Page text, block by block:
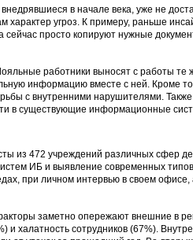
в начале века, уже не
угроз. К примеру, раньше
сейчас просто копируют нужные
работники выносят с работы те
информацию вместе с ней. Кроме
с внутренними нарушителями.
в существующие информационные
из 472 учреждений различных сфер
ИБ и выявление современных
при личном интервью в своем
заметно опережают внешние в
халатность сотрудников (67%).